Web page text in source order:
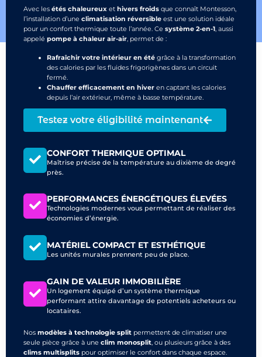
Avec les étés chaleureux et hivers froids que connaît Montesson,
l’installation d’une climatisation réversible est une solution idéale
pour un confort thermique toute l’année. Ce système 2-en-1, aussi
appelé pompe à chaleur air-air, permet de :
Rafraîchir votre intérieur en été grâce à la transformation
des calories par les fluides frigorigènes dans un circuit
fermé.
Chauffer efficacement en hiver en captant les calories
depuis l’air extérieur, même à basse température.
Testez votre éligibilité maintenant
CONFORT THERMIQUE OPTIMAL
Maîtrise précise de la température au dixième de degré
près.
PERFORMANCES ÉNERGÉTIQUES ÉLEVÉES
Technologies modernes vous permettant de réaliser des
économies d’énergie.
MATÉRIEL COMPACT ET ESTHÉTIQUE
Les unités murales prennent peu de place.
GAIN DE VALEUR IMMOBILIÈRE
Un logement équipé d’un système thermique
performant attire davantage de potentiels acheteurs ou
locataires.
Nos modèles à technologie split permettent de climatiser une
seule pièce grâce à une clim monosplit, ou plusieurs grâce à des
clims multisplits pour optimiser le confort dans chaque espace.